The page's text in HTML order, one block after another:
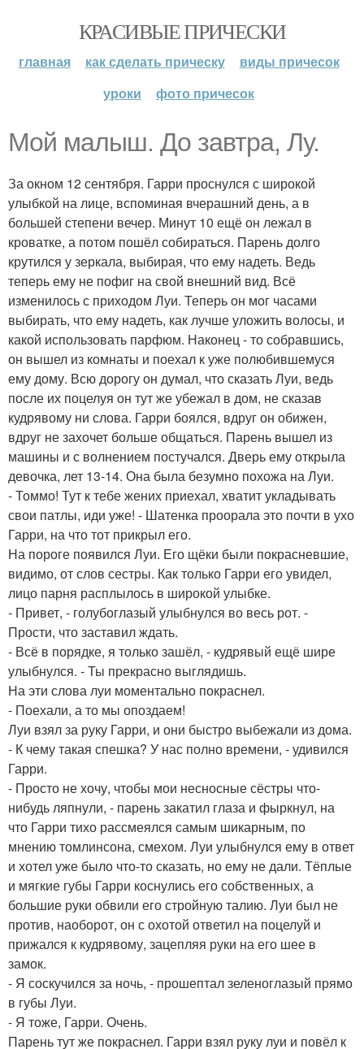
КРАСИВЫЕ ПРИЧЕСКИ
главная как сделать прическу
виды причесок
уроки
фото причесок
Мой малыш. До завтра, Лу.
За окном 12 сентября. Гарри проснулся с широкой
улыбкой на лице, вспоминая вчерашний день, а в
большей степени вечер. Минут 10 ещё он лежал в
кроватке, а потом пошёл собираться. Парень долго
крутился у зеркала, выбирая, что ему надеть. Ведь
теперь ему не пофиг на свой внешний вид. Всё
изменилось с приходом Луи. Теперь он мог часами
выбирать, что ему надеть, как лучше уложить волосы, и
какой использовать парфюм. Наконец - то собравшись,
он вышел из комнаты и поехал к уже полюбившемуся
ему дому. Всю дорогу он думал, что сказать Луи, ведь
после их поцелуя он тут же убежал в дом, не сказав
кудрявому ни слова. Гарри боялся, вдруг он обижен,
вдруг не захочет больше общаться. Парень вышел из
машины и с волнением постучался. Дверь ему открыла
девочка, лет 13-14. Она была безумно похожа на Луи.
- Томмо! Тут к тебе жених приехал, хватит укладывать
свои патлы, иди уже! - Шатенка проорала это почти в ухо
Гарри, на что тот прикрыл его.
На пороге появился Луи. Его щёки были покрасневшие,
видимо, от слов сестры. Как только Гарри его увидел,
лицо парня расплылось в широкой улыбке.
- Привет, - голубоглазый улыбнулся во весь рот. -
Прости, что заставил ждать.
- Всё в порядке, я только зашёл, - кудрявый ещё шире
улыбнулся. - Ты прекрасно выглядишь.
На эти слова луи моментально покраснел.
- Поехали, а то мы опоздаем!
Луи взял за руку Гарри, и они быстро выбежали из дома.
- К чему такая спешка? У нас полно времени, - удивился
Гарри.
- Просто не хочу, чтобы мои несносные сёстры что-
нибудь ляпнули, - парень закатил глаза и фыркнул, на
что Гарри тихо рассмеялся самым шикарным, по
мнению томлинсона, смехом. Луи улыбнулся ему в ответ
и хотел уже было что-то сказать, но ему не дали. Тёплые
и мягкие губы Гарри коснулись его собственных, а
большие руки обвили его стройную талию. Луи был не
против, наоборот, он с охотой ответил на поцелуй и
прижался к кудрявому, зацепляя руки на его шее в
замок.
- Я соскучился за ночь, - прошептал зеленоглазый прямо
в губы Луи.
- Я тоже, Гарри. Очень.
Парень тут же покраснел. Гарри взял руку луи и повёл к